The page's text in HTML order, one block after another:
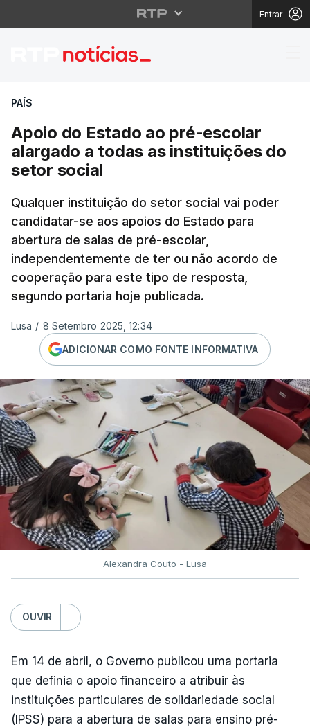
Entrar
Apoio do Estado ao
PAÍS
Apoio do Estado ao pré-escolar
alargado a todas as instituições do
setor social
Qualquer instituição do setor social vai poder
candidatar-se aos apoios do Estado para
abertura de salas de pré-escolar,
independentemente de ter ou não acordo de
cooperação para este tipo de resposta,
segundo portaria hoje publicada.
Lusa / 8 Setembro 2025, 12:34
ADICIONAR COMO FONTE INFORMATIVA
Alexandra Couto - Lusa
OUVIR
Em 14 de abril, o Governo publicou uma portaria
que definia o apoio financeiro a atribuir às
instituições particulares de solidariedade social
(IPSS) para a abertura de salas para ensino pré-